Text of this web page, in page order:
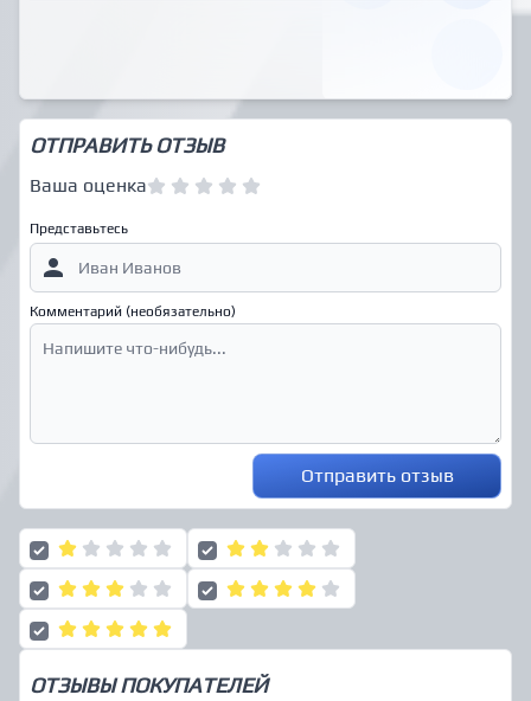
ОТПРАВИТЬ ОТЗЫВ
Ваша оценка
Представьтесь
Комментарий (необязательно)
Отправить отзыв
ОТЗЫВЫ ПОКУПАТЕЛЕЙ